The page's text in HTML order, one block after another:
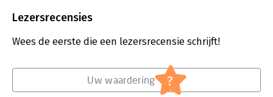
Een progressieve longziekte maakte dat Erwin Olaf zijn
boek over zijn leven en zijn werk. ‘Ik hoef er niet geweldig uit
Erwin Olaf jarenlang en kreeg toegang tot zijn archief en tot
zijn leven. Hij sprak met geliefden, vrienden, collega’s,
galeristen, curatoren, muzen en familie, en was aanwezig bij
Uitgever:
Verschijningsdatum:
22-10-2024
Literatuur en romans
maatschappij
Lezersrecensies
Wees de eerste die een lezersrecensie schrijft!
Uw waardering ?